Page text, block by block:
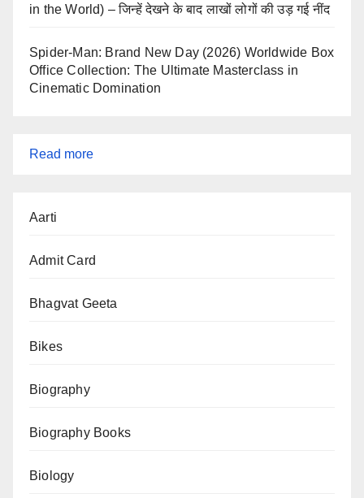
in the World) – जिन्हें देखने के बाद लाखों लोगों की उड़ गई नींद
Spider-Man: Brand New Day (2026) Worldwide Box
Office Collection: The Ultimate Masterclass in
Cinematic Domination
Read more:
के
Aarti
Admit Card
Bhagvat Geeta
Bikes
Biography
Biography Books
Biology